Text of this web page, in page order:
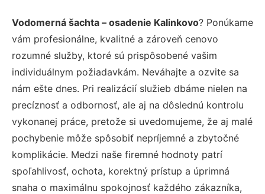
Vodomerná šachta – osadenie Kalinkovo? Ponúkame
vám profesionálne, kvalitné a zároveň cenovo
rozumné služby, ktoré sú prispôsobené vašim
individuálnym požiadavkám. Neváhajte a ozvite sa
nám ešte dnes. Pri realizácií služieb dbáme nielen na
precíznosť a odbornosť, ale aj na dôslednú kontrolu
vykonanej práce, pretože si uvedomujeme, že aj malé
pochybenie môže spôsobiť nepríjemné a zbytočné
komplikácie. Medzi naše firemné hodnoty patrí
spoľahlivosť, ochota, korektný prístup a úprimná
snaha o maximálnu spokojnosť každého zákazníka,